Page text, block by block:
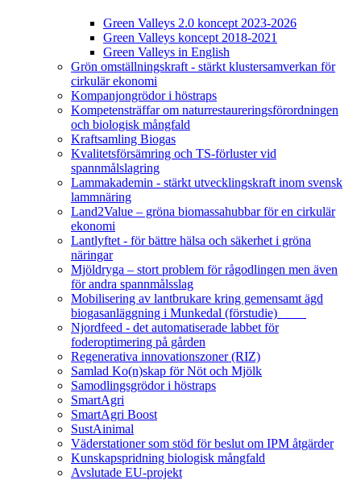
Green Valleys 2.0 koncept 2023-2026
Green Valleys koncept 2018-2021
Green Valleys in English
Grön omställningskraft - stärkt klustersamverkan för
cirkulär ekonomi
Kompanjongrödor i höstraps
Kompetensträffar om naturrestaureringsförordningen
och biologisk mångfald
Kraftsamling Biogas
Kvalitetsförsämring och TS-förluster vid
spannmålslagring
Lammakademin - stärkt utvecklingskraft inom svensk
lammnäring
Land2Value – gröna biomassahubbar för en cirkulär
ekonomi
Lantlyftet - för bättre hälsa och säkerhet i gröna
näringar
Mjöldryga – stort problem för rågodlingen men även
för andra spannmålsslag
Mobilisering av lantbrukare kring gemensamt ägd
biogasanläggning i Munkedal (förstudie)
Njordfeed - det automatiserade labbet för
foderoptimering på gården
Regenerativa innovationszoner (RIZ)
Samlad Ko(n)skap för Nöt och Mjölk
Samodlingsgrödor i höstraps
SmartAgri
SmartAgri Boost
SustAinimal
Väderstationer som stöd för beslut om IPM åtgärder
Kunskapspridning biologisk mångfald
Avslutade EU-projekt